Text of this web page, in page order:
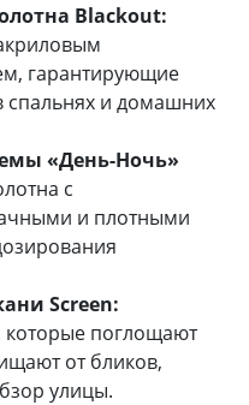
Blackout:
гарантирующие
спальнях и домашних
«День-Ночь»
с
и плотными
Screen:
которые поглощают
от бликов,
улицы.